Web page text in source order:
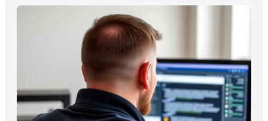
usies en verspilde tijd. Effectieve videoresearch gaa
t niet alleen om inspiratie. Het gaat erom systemati
sch te begrijpen wat werkt, waarom het werkt en ho
e het kan worden gerepliceerd.